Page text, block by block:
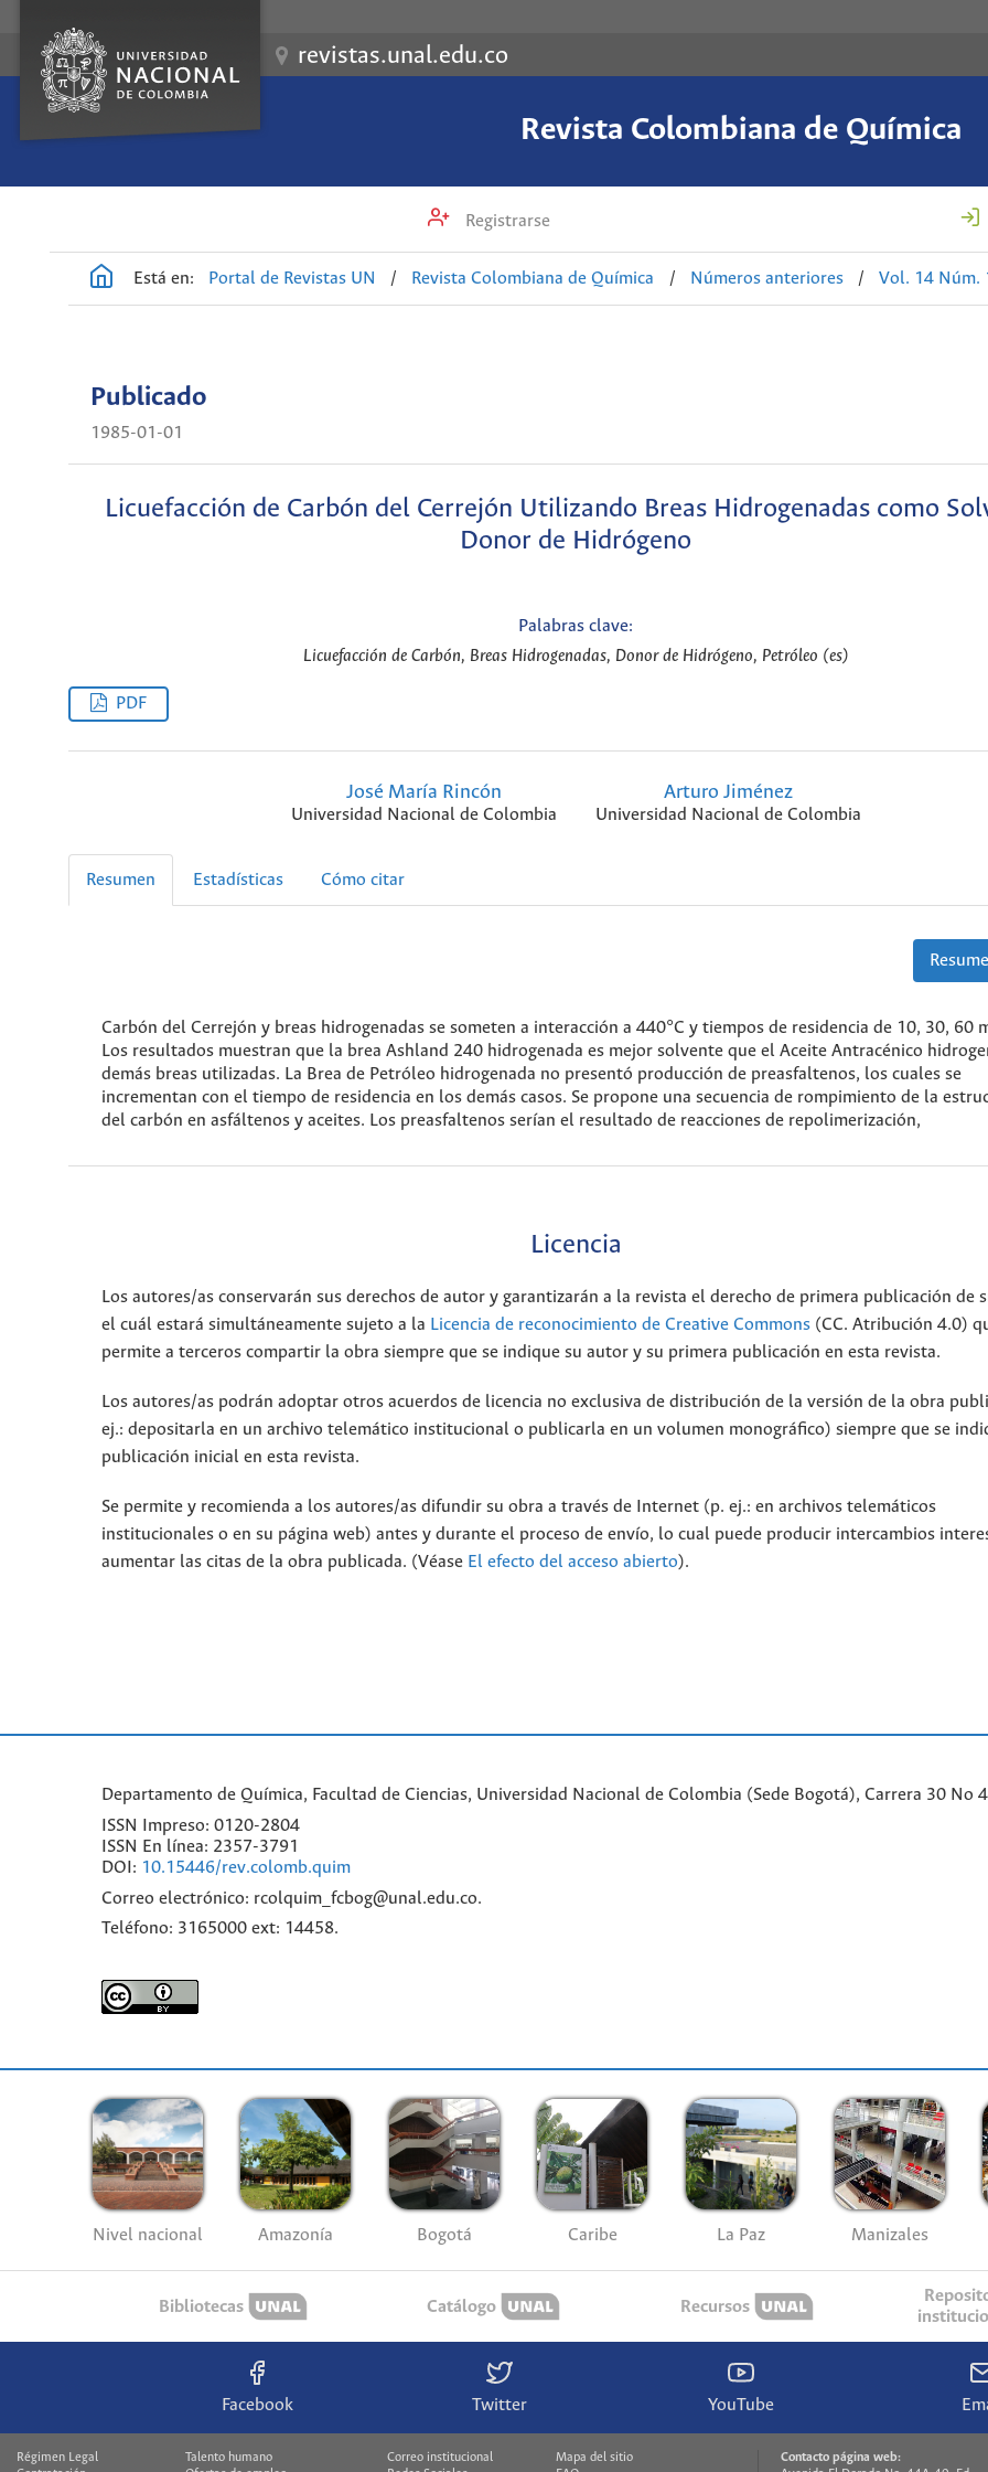
revistas.unal.edu.co
Revista Colombiana de Química
Registrarse
Está en: Portal de Revistas UN / Revista Colombiana de Química / Números anteriores / Vol. 14 Núm.
Publicado
1985-01-01
Licuefacción de Carbón del Cerrejón Utilizando Breas Hidrogenadas como
Donor de Hidrógeno
Palabras clave:
Licuefacción de Carbón, Breas Hidrogenadas, Donor de Hidrógeno, Petróleo (es)
PDF
José María Rincón
Universidad Nacional de Colombia
Arturo Jiménez
Universidad Nacional de Colombia
Resumen Estadísticas Cómo citar
Carbón del Cerrejón y breas hidrogenadas se someten a interacción a 440°C y tiempos de residencia de 10, 30, 60
Los resultados muestran que la brea Ashland 240 hidrogenada es mejor solvente que el Aceite Antracénico
demás breas utilizadas. La Brea de Petróleo hidrogenada no presentó producción de preasfaltenos, los cuales se
incrementan con el tiempo de residencia en los demás casos. Se propone una secuencia de rompimiento de la
del carbón en asfáltenos y aceites. Los preasfaltenos serían el resultado de reacciones de repolimerización,
Licencia
Los autores/as conservarán sus derechos de autor y garantizarán a la revista el derecho de primera publicación de
el cuál estará simultáneamente sujeto a la Licencia de reconocimiento de Creative Commons (CC. Atribución 4.0)
permite a terceros compartir la obra siempre que se indique su autor y su primera publicación en esta revista.
Los autores/as podrán adoptar otros acuerdos de licencia no exclusiva de distribución de la versión de la obra
ej.: depositarla en un archivo telemático institucional o publicarla en un volumen monográfico) siempre que se
publicación inicial en esta revista.
Se permite y recomienda a los autores/as difundir su obra a través de Internet (p. ej.: en archivos telemáticos
institucionales o en su página web) antes y durante el proceso de envío, lo cual puede producir intercambios
aumentar las citas de la obra publicada. (Véase El efecto del acceso abierto).
Departamento de Química, Facultad de Ciencias, Universidad Nacional de Colombia (Sede Bogotá), Carrera 30
ISSN Impreso: 0120-2804
ISSN En línea: 2357-3791
DOI: 10.15446/rev.colomb.quim
Correo electrónico: rcolquim_fcbog@unal.edu.co.
Teléfono: 3165000 ext: 14458.
Nivel nacional Amazonía Bogotá Caribe La Paz Manizales
Bibliotecas Catálogo Recursos
Facebook Twitter YouTube
Régimen Legal
Talento humano
Correo institucional
Mapa del sitio
Contacto página web: